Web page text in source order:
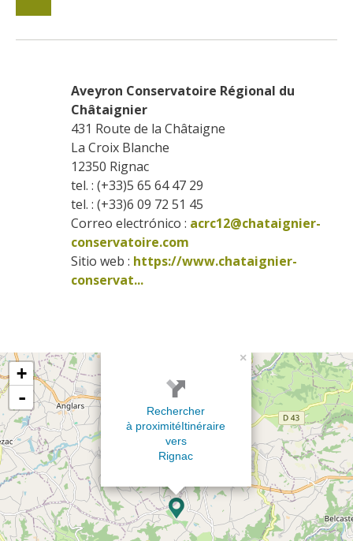
Aveyron Conservatoire Régional du
Châtaignier
431 Route de la Châtaigne
La Croix Blanche
12350 Rignac
tel. : (+33)5 65 64 47 29
tel. : (+33)6 09 72 51 45
Correo electrónico : acrc12@chataignier-
conservatoire.com
Sitio web : https://www.chataignier-
conservat...
×
Rechercher
à proximitéItinéraire
vers
Rignac
+
-